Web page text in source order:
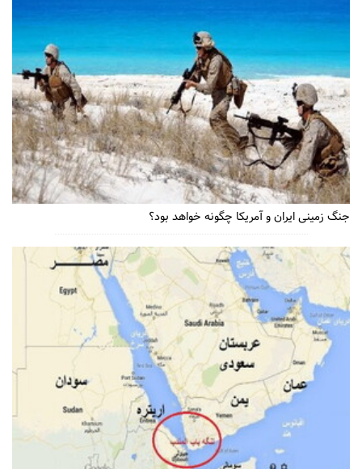
جنگ زمینی ایران و آمریکا چگونه خواهد بود؟